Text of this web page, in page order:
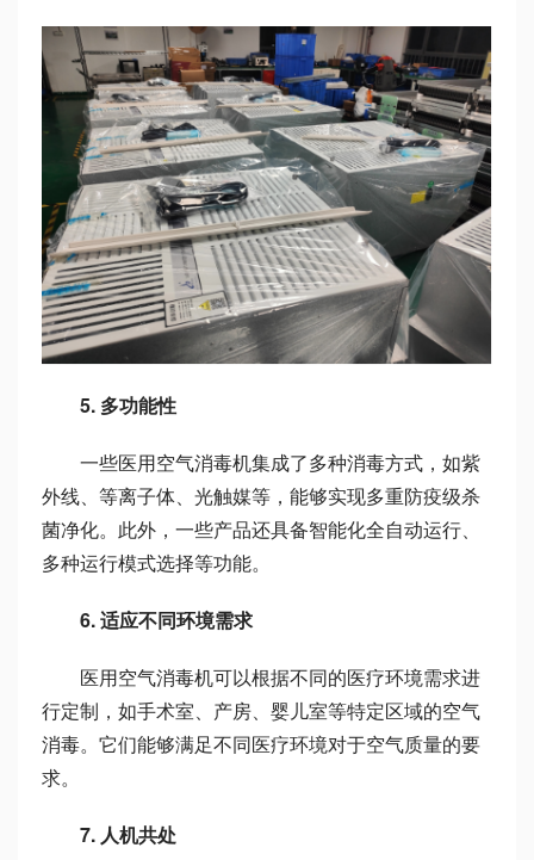
5. 多功能性
一些医用空气消毒机集成了多种消毒方式，如紫
外线、等离子体、光触媒等，能够实现多重防疫级杀
菌净化。此外，一些产品还具备智能化全自动运行、
多种运行模式选择等功能。
6. 适应不同环境需求
医用空气消毒机可以根据不同的医疗环境需求进
行定制，如手术室、产房、婴儿室等特定区域的空气
消毒。它们能够满足不同医疗环境对于空气质量的要
求。
7. 人机共处